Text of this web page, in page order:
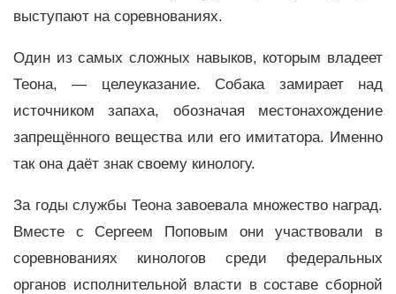
выступают на соревнованиях.
Один из самых сложных навыков, которым владеет
Теона, — целеуказание. Собака замирает над
источником запаха, обозначая местонахождение
запрещённого вещества или его имитатора. Именно
так она даёт знак своему кинологу.
За годы службы Теона завоевала множество наград.
Вместе с Сергеем Поповым они участвовали в
соревнованиях кинологов среди федеральных
органов исполнительной власти в составе сборной